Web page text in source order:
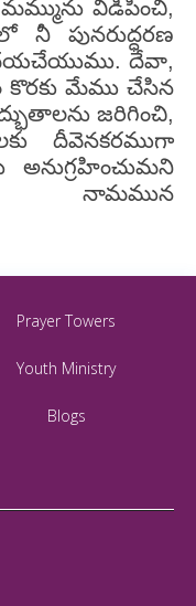
విడిపించి,
పునరుద్ధరణ
దయచేయుము. దేవా,
మేము చేసిన
జరిగించి,
దీవెనకరముగా
అనుగ్రహించుమని
నామమున
Prayer Towers
Youth Ministry
Blogs